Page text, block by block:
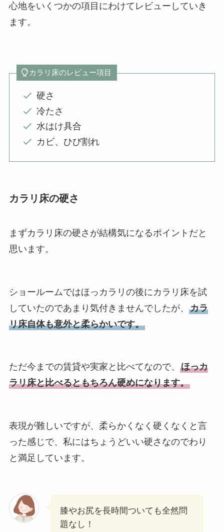
心地をいくつかの項目にわけてレビューしていき
ます。
カラリ床のレビュー項目
硬さ
冷たさ
水はけ具合
カビ、ひび割れ
カラリ床の硬さ
まずカラリ床の硬さが結構気になるポイントだと
思います。
ショールームではほっカラリの後にカラリ床を試
していたのであまり気付きませんでしたが、 カラ
リ床自体も意外と柔らかいです。
ただ今までの賃貸や実家と比べてなので、 ほっカ
ラリ床と比べるともちろん硬めになります。
表現が難しいですが、柔らかくなく硬くなくと言
った感じで、私にはちょうどいい硬さなのでわり
と満足しています。
膝やお尻を長時間ついても全然問
題なし！